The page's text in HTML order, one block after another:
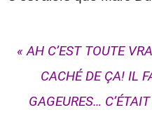
« AH C’EST TOUTE
CACHÉ DE ÇA! IL
GAGEURES…